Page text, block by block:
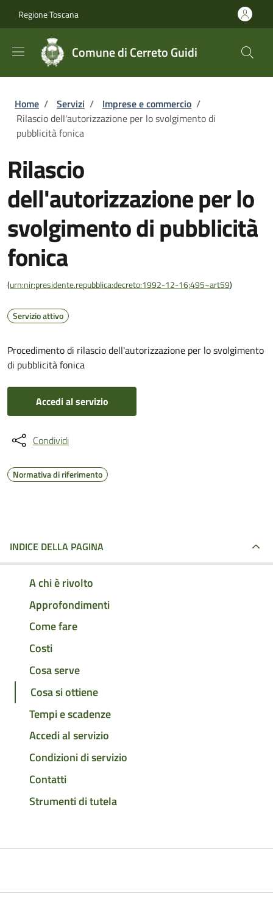
Regione Toscana
Comune di Cerreto Guidi
Briciole di pane
Home / Servizi / Imprese e commercio /
Rilascio dell'autorizzazione per lo svolgimento di
pubblicità fonica
Rilascio
dell'autorizzazione per lo
svolgimento di pubblicità
fonica
(urn:nir:presidente.repubblica:decreto:1992-12-16;495~art59)
Servizio attivo
Procedimento di rilascio dell'autorizzazione per lo svolgimento
di pubblicità fonica
Accedi al servizio
Condividi
Normativa di riferimento
INDICE DELLA PAGINA
A chi è rivolto
Approfondimenti
Come fare
Costi
Cosa serve
Cosa si ottiene
Tempi e scadenze
Accedi al servizio
Condizioni di servizio
Contatti
Strumenti di tutela